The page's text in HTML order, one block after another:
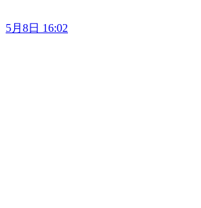
5月8日 16:02